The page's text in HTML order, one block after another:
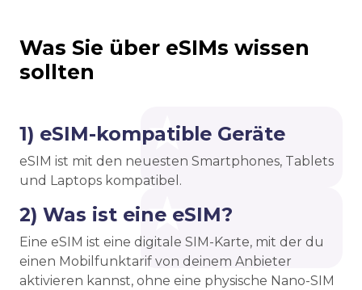
Was Sie über eSIMs wissen
sollten
1) eSIM-kompatible Geräte
eSIM ist mit den neuesten Smartphones, Tablets
und Laptops kompatibel.
2) Was ist eine eSIM?
Eine eSIM ist eine digitale SIM-Karte, mit der du
einen Mobilfunktarif von deinem Anbieter
aktivieren kannst, ohne eine physische Nano-SIM